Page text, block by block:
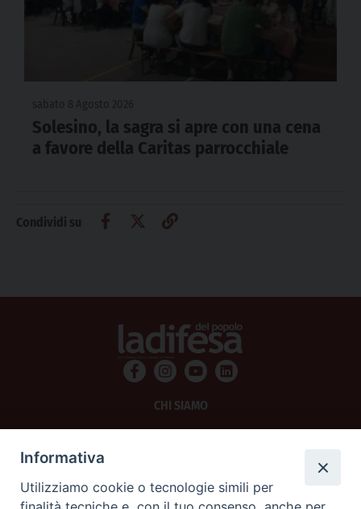
Solesino, la sagra si apre con una cena
a favore della Caritas parrocchiale
Condividi su
CHI SIAMO
Informativa
Utilizziamo cookie o tecnologie simili per